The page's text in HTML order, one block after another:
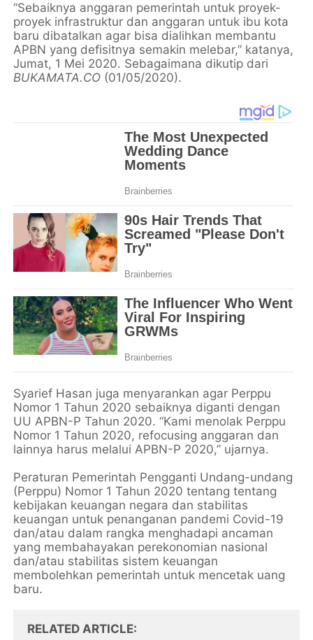
“Sebaiknya anggaran pemerintah untuk proyek-
proyek infrastruktur dan anggaran untuk ibu kota
baru dibatalkan agar bisa dialihkan membantu
APBN yang defisitnya semakin melebar,” katanya,
Jumat, 1 Mei 2020. Sebagaimana dikutip dari
BUKAMATA.CO (01/05/2020).
Syarief Hasan juga menyarankan agar Perppu
Nomor 1 Tahun 2020 sebaiknya diganti dengan
UU APBN-P Tahun 2020. “Kami menolak Perppu
Nomor 1 Tahun 2020, refocusing anggaran dan
lainnya harus melalui APBN-P 2020,” ujarnya.
Peraturan Pemerintah Pengganti Undang-undang
(Perppu) Nomor 1 Tahun 2020 tentang tentang
kebijakan keuangan negara dan stabilitas
keuangan untuk penanganan pandemi Covid-19
dan/atau dalam rangka menghadapi ancaman
yang membahayakan perekonomian nasional
dan/atau stabilitas sistem keuangan
membolehkan pemerintah untuk mencetak uang
baru.
RELATED ARTICLE